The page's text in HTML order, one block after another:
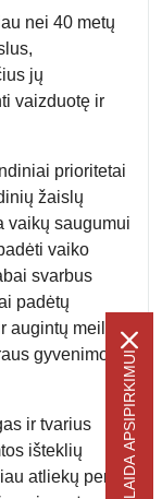
nei 40 metų
,
jų
vaizduotę ir
prioritetai
žaislų
vaikų saugumui
vaiko
svarbus
padėtų
augintų meilę
gyvenimo
ir tvarius
išteklių
atliekų per